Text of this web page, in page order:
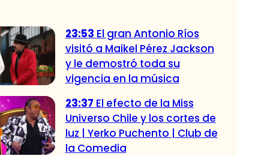
23:53 El gran Antonio Ríos
visitó a Maikel Pérez Jackson
y le demostró toda su
vigencia en la música
23:37 El efecto de la Miss
Universo Chile y los cortes de
luz | Yerko Puchento | Club de
la Comedia